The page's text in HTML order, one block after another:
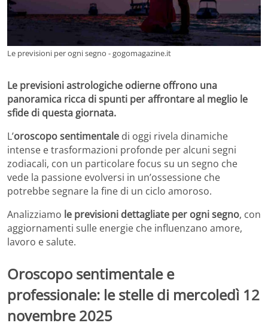
Le previsioni per ogni segno - gogomagazine.it
Le previsioni astrologiche odierne offrono una
panoramica ricca di spunti per affrontare al meglio le
sfide di questa giornata.
L’oroscopo sentimentale di oggi rivela dinamiche
intense e trasformazioni profonde per alcuni segni
zodiacali, con un particolare focus su un segno che
vede la passione evolversi in un’ossessione che
potrebbe segnare la fine di un ciclo amoroso.
Analizziamo le previsioni dettagliate per ogni segno, con
aggiornamenti sulle energie che influenzano amore,
lavoro e salute.
Oroscopo sentimentale e
professionale: le stelle di mercoledì 12
novembre 2025